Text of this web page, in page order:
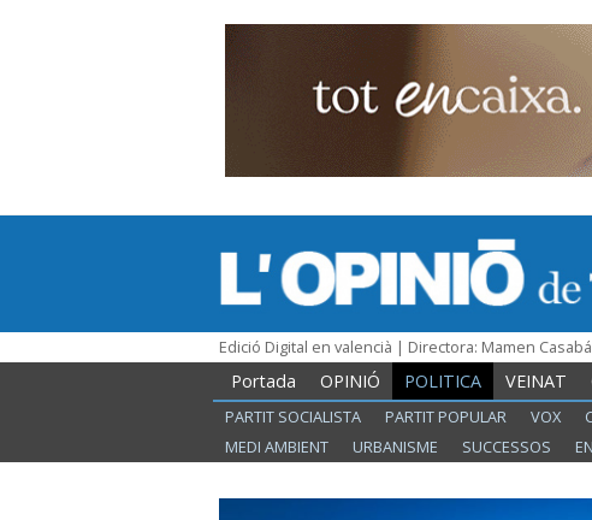
Edició Digital en valencià | Directora: Mamen
Portada OPINIÓ POLITICA VEINAT
PARTIT SOCIALISTA PARTIT POPULAR VOX
MEDI AMBIENT
URBANISME SUCCESSOS